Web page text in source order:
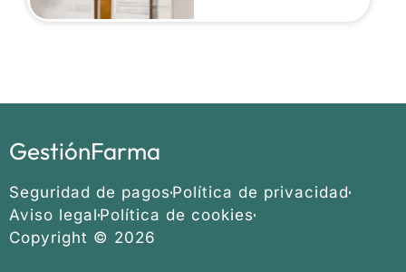
GestiónFarma
Seguridad de pagos Política de privacidad
Aviso legal Política de cookies
Copyright © 2026